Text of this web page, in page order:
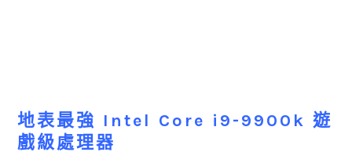
地表最強 Intel Core i9-9900k 遊
戲級處理器